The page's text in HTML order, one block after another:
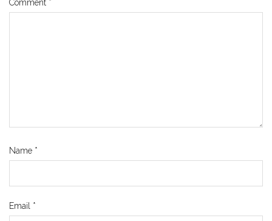
Comment *
Name *
Email *